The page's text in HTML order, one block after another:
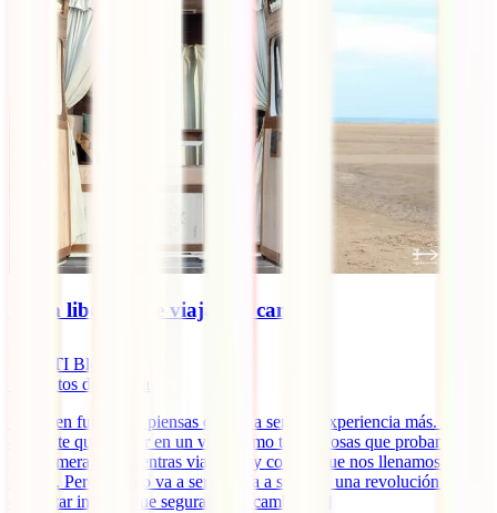
🚐 La libertad de viajar en camper
IATI Blog
minutos de lectura
Viajar en furgoneta piensas que va a ser una experiencia más. Algo
diferente que probar en un viaje como tantas cosas que probamos
por primera vez mientras viajamos y con las que nos llenamos de
ilusión. Pero esto no va a ser así. Va a ser toda una revolución. Un
despertar interior que seguramente cambie [...]